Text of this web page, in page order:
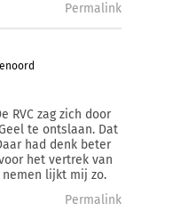
Permalink
RVC zag zich door
te ontslaan. Dat
had denk beter
het vertrek van
lijkt mij zo.
Permalink